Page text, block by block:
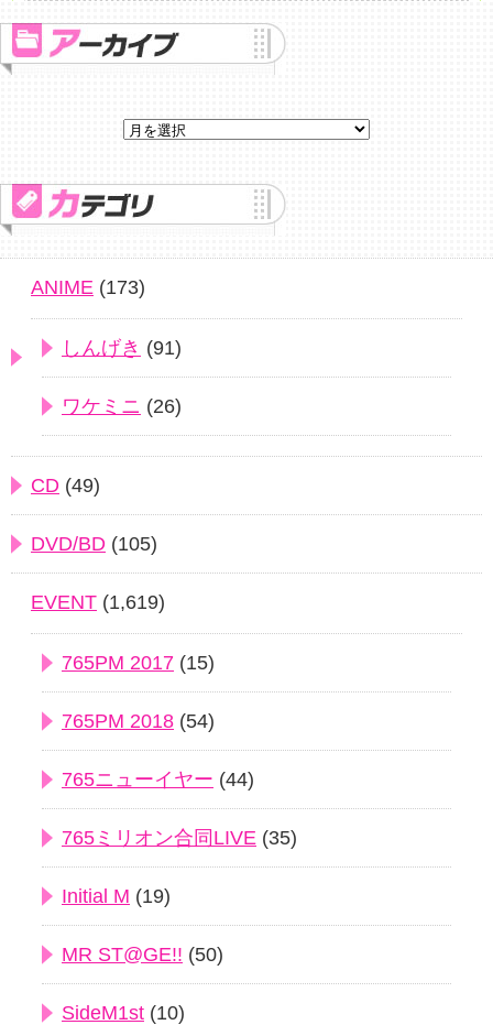
ANIME (173)
しんげき (91)
ワケミニ (26)
CD (49)
DVD/BD (105)
EVENT (1,619)
765PM 2017 (15)
765PM 2018 (54)
765ニューイヤー (44)
765ミリオン合同LIVE (35)
Initial M (19)
MR ST@GE!! (50)
SideM1st (10)